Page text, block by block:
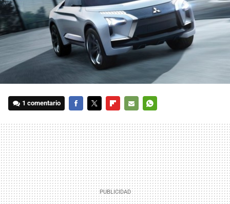
1 comentario
MAIL